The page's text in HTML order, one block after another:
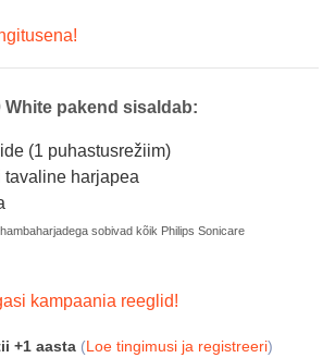
White pakend sisaldab:
(1 puhastusrežiim)
tavaline harjapea
sobivad kõik Philips Sonicare
kampaania reeglid!
+1 aasta (Loe tingimusi ja registreeri)